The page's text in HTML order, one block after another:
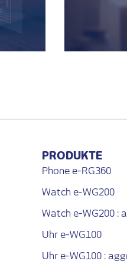
PRODUKTE
Phone e-RG360
Watch e-WG200
Watch e-WG200 :
Uhr e-WG100
Uhr e-WG100 :